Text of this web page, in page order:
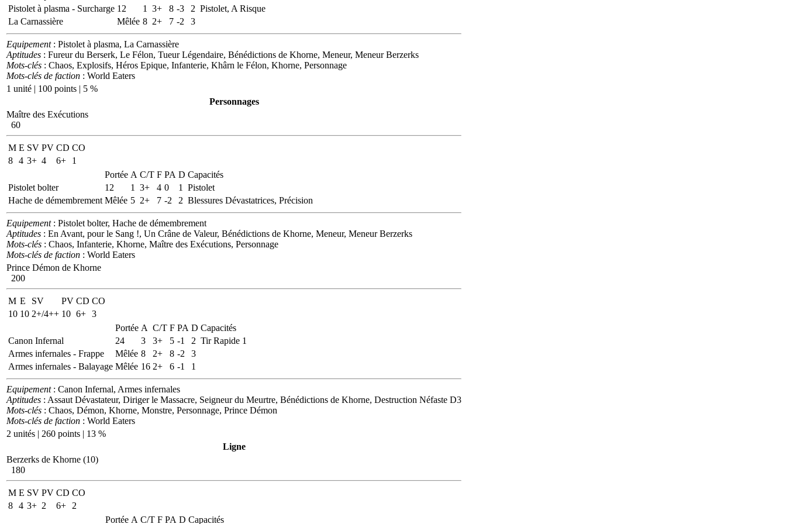
Pistolet à plasma - Surcharge 12 1 3+ 8 -3 2 Pistolet, A Risque
La Carnassière
Mêlée 8 2+ 7 -2 3
Equipement: Pistolet à plasma, La Carnassière
Aptitudes : Fureur du Berserk, Le Félon, Tueur Légendaire, Bénédictions de Khorne, Meneur, Meneur Berzerks
Mots-clés : Chaos, Explosifs, Héros Epique, Infanterie, Khârn le Félon, Khorne, Personnage
Mots-clés de faction : World Eaters
1 unité | 100 points | 5 %
Personnages
Maître des Exécutions
60
M E SV PV CD CO
8 4 3+ 4 6+
1
Portée A C/T F PA D Capacités
Pistolet bolter
12 1 3+ 4 0 1
Pistolet
Hache de démembrement Mêlée 5 2+ 7 -2 2 Blessures Dévastatrices, Précision
Equipement: Pistolet bolter, Hache de démembrement
Aptitudes : En Avant, pour le Sang !, Un Crâne de Valeur, Bénédictions de Khorne, Meneur, Meneur Berzerks
Mots-clés : Chaos, Infanterie, Khorne, Maître des Exécutions, Personnage
Mots-clés de faction : World Eaters
Prince Démon de Khorne
200
M E SV PV CD CO
10 10 2+/4++ 10 6+ 3
Portée A C/T F PA D Capacités
Canon Infernal
24 3 3+ 5 -1 2 Tir Rapide 1
Armes infernales - Frappe
Mêlée 8 2+ 8 -2
3
Armes infernales - Balayage Mêlée 16 2+ 6 -1 1
Equipement: Canon Infernal, Armes infernales
Aptitudes : Assaut Dévastateur, Diriger le Massacre, Seigneur du Meurtre, Bénédictions de Khorne, Destruction Néfaste D3
Mots-clés : Chaos, Démon, Khorne, Monstre, Personnage, Prince Démon
Mots-clés de faction : World Eaters
2 unités | 260 points | 13 %
Ligne
Berzerks de Khorne (10)
180
M E SV PV CD CO
8 4 3+ 2 6+
2
Portée A C/T F PA D Capacités